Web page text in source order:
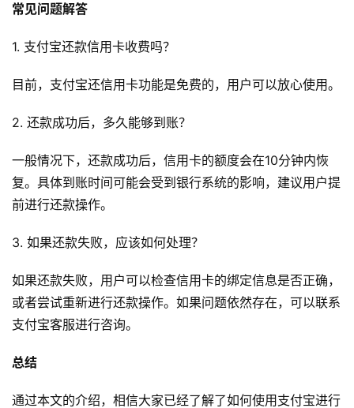
常见问题解答
1. 支付宝还款信用卡收费吗？
目前，支付宝还信用卡功能是免费的，用户可以放心使用。
2. 还款成功后，多久能够到账？
一般情况下，还款成功后，信用卡的额度会在10分钟内恢
复。具体到账时间可能会受到银行系统的影响，建议用户提
前进行还款操作。
3. 如果还款失败，应该如何处理？
如果还款失败，用户可以检查信用卡的绑定信息是否正确，
或者尝试重新进行还款操作。如果问题依然存在，可以联系
支付宝客服进行咨询。
总结
通过本文的介绍，相信大家已经了解了如何使用支付宝进行